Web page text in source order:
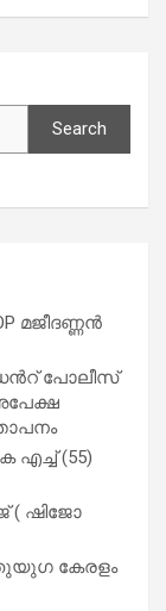
Search
മജീദണ്ണൻ
പോലീസ്
എച്ച് (55)
( ഷിജോ
കേരളം